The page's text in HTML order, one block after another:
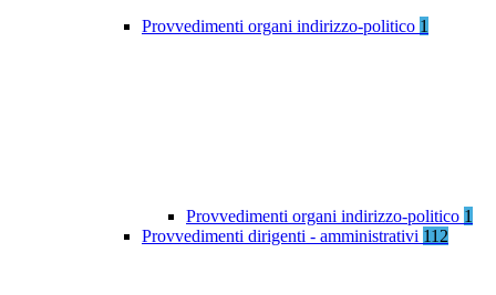
Provvedimenti organi indirizzo-politico 1
Provvedimenti organi indirizzo-politico 1
Provvedimenti dirigenti - amministrativi 112